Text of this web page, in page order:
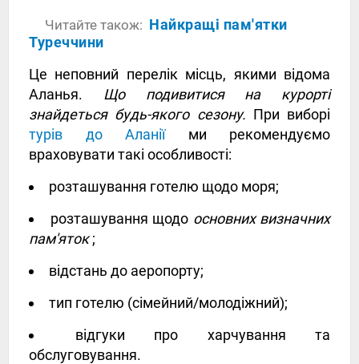
Читайте також: Найкращі пам'ятки
Туреччини
Це неповний перелік місць, якими відома
Аланья.
Що подивитися на курорті
знайдеться будь-якого сезону. При виборі
турів до Аланіїми рекомендуємо
враховувати такі особливості:
розташування готелю щодо моря;
розташування щодо основних визначних
пам'яток;
відстань до аеропорту;
тип готелю (сімейний/молодіжний);
відгуки про харчування та
обслуговування.